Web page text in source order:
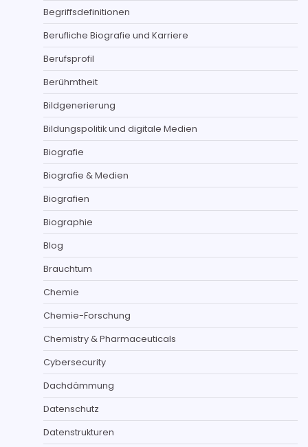
Begriffsdefinitionen
Berufliche Biografie und Karriere
Berufsprofil
Berühmtheit
Bildgenerierung
Bildungspolitik und digitale Medien
Biografie
Biografie & Medien
Biografien
Biographie
Blog
Brauchtum
Chemie
Chemie-Forschung
Chemistry & Pharmaceuticals
Cybersecurity
Dachdämmung
Datenschutz
Datenstrukturen